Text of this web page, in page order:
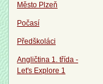
Město Plzeň
Počasí
Předškoláci
Angličtina 1. třída -
Let's Explore 1